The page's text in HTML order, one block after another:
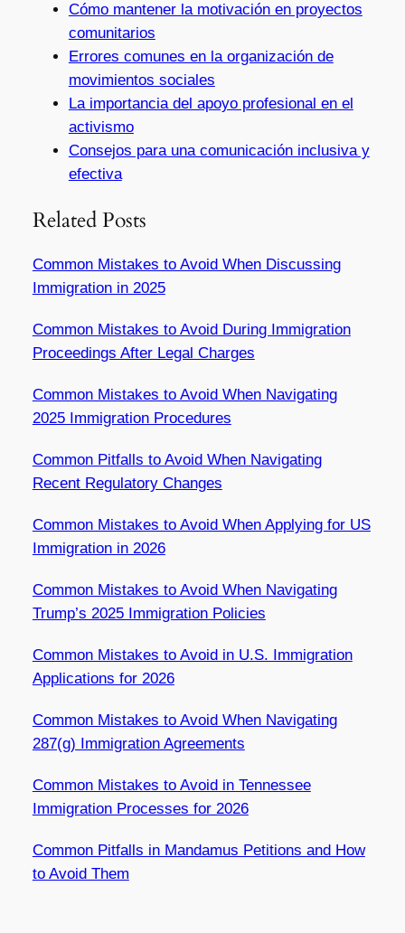
Cómo mantener la motivación en proyectos
comunitarios
Errores comunes en la organización de
movimientos sociales
La importancia del apoyo profesional en el
activismo
Consejos para una comunicación inclusiva y
efectiva
Related Posts
Common Mistakes to Avoid When Discussing
Immigration in 2025
Common Mistakes to Avoid During Immigration
Proceedings After Legal Charges
Common Mistakes to Avoid When Navigating
2025 Immigration Procedures
Common Pitfalls to Avoid When Navigating
Recent Regulatory Changes
Common Mistakes to Avoid When Applying for US
Immigration in 2026
Common Mistakes to Avoid When Navigating
Trump’s 2025 Immigration Policies
Common Mistakes to Avoid in U.S. Immigration
Applications for 2026
Common Mistakes to Avoid When Navigating
287(g) Immigration Agreements
Common Mistakes to Avoid in Tennessee
Immigration Processes for 2026
Common Pitfalls in Mandamus Petitions and How
to Avoid Them